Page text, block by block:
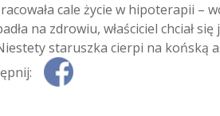
cale życie w hipoterapii –
na zdrowiu, właściciel chciał
staruszka cierpi na końską